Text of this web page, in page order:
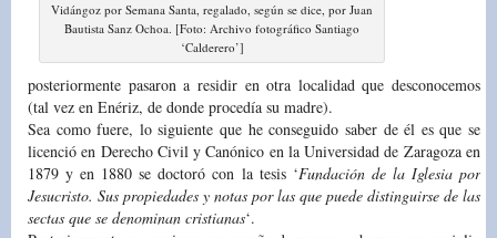
Vidángoz por Semana Santa, regalado, según se dice, por Juan
Bautista Sanz Ochoa. [Foto: Archivo fotográfico Santiago
‘Calderero’]
posteriormente pasaron a residir en otra localidad que desconocemos
(tal vez en Enériz, de donde procedía su madre).
Sea como fuere, lo siguiente que he conseguido saber de él es que se
licenció en Derecho Civil y Canónico en la Universidad de Zaragoza en
1879 y en 1880 se doctoró con la tesis ‘Fundación de la Iglesia por
Jesucristo. Sus propiedades y notas por las que puede distinguirse de las
sectas que se denominan cristianas‘.